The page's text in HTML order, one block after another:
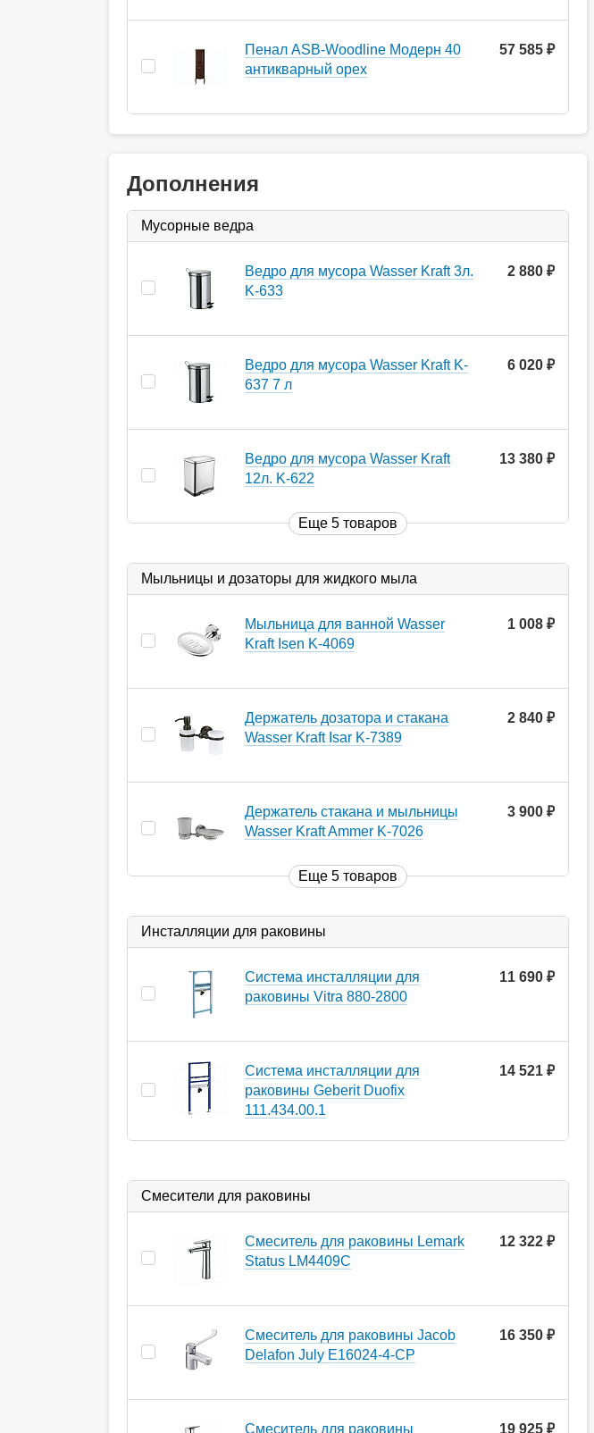
Пенал ASB-Woodline Модерн 40
антикварный орех
57 585 ₽
Дополнения
Мусорные ведра
Ведро для мусора Wasser Kraft 3л.
K-633
2 880
Ведро для мусора Wasser Kraft K-
637 7 л
6 020
Ведро для мусора Wasser Kraft
12л. K-622
13 380
Еще 5 товаров
Мыльницы и дозаторы для жидкого мыла
Мыльница для ванной Wasser
Kraft Isen K-4069
1 008
Держатель дозатора и стакана
Wasser Kraft Isar K-7389
2 840
Держатель стакана и мыльницы
Wasser Kraft Ammer K-7026
3 900
Еще 5 товаров
Инсталляции для раковины
Система инсталляции для
раковины Vitra 880-2800
11 690
Система инсталляции для
раковины Geberit Duofix
111.434.00.1
14 521
Смесители для раковины
Смеситель для раковины Lemark
Status LM4409C
12 322
Смеситель для раковины Jacob
Delafon July E16024-4-CP
16 350
Смеситель для раковины 19 925